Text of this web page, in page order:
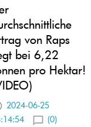
von Raps
bei 6,22
pro Hektar!
2024-06-25
(0)